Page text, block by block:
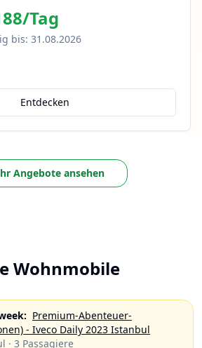
/Tag
bis: 31.08.2026
Entdecken
Angebote ansehen
Wohnmobile
: Premium-Abenteuer-
- Iveco Daily 2023 Istanbul
· 3 Passagiere